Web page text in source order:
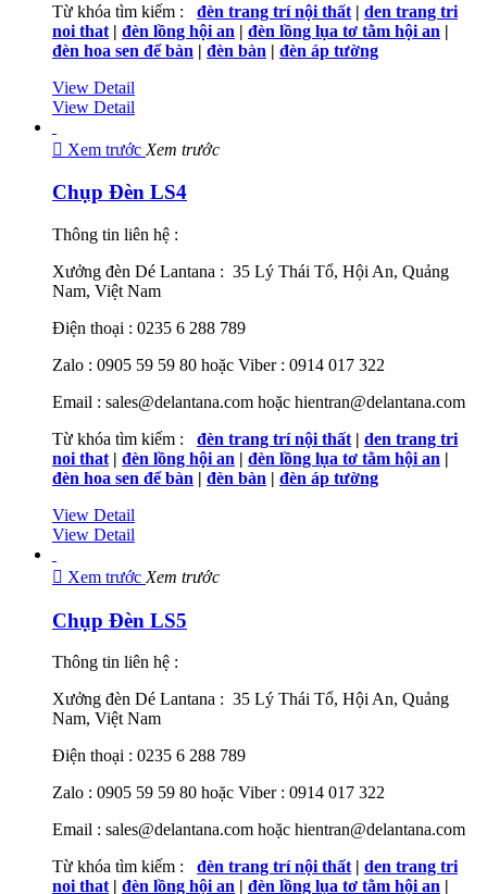
Từ khóa tìm kiếm :
đèn trang trí nội thất | den trang tri
noi that | đèn lồng hội an | đèn lồng lụa tơ tằm hội an |
đèn hoa sen để bàn | đèn bàn | đèn áp tường
View Detail
View Detail
 Xem trước Xem trước
Chụp Đèn LS4
Thông tin liên hệ :
Xưởng đèn Dé Lantana : 35 Lý Thái Tổ, Hội An, Quảng
Nam, Việt Nam
Điện thoại : 0235 6 288 789
Zalo : 0905 59 59 80 hoặc Viber : 0914 017 322
Email : sales@delantana.com hoặc hientran@delantana.com
Từ khóa tìm kiếm :
đèn trang trí nội thất | den trang tri
noi that | đèn lồng hội an | đèn lồng lụa tơ tằm hội an |
đèn hoa sen để bàn | đèn bàn | đèn áp tường
View Detail
View Detail
 Xem trước Xem trước
Chụp Đèn LS5
Thông tin liên hệ :
Xưởng đèn Dé Lantana : 35 Lý Thái Tổ, Hội An, Quảng
Nam, Việt Nam
Điện thoại : 0235 6 288 789
Zalo : 0905 59 59 80 hoặc Viber : 0914 017 322
Email : sales@delantana.com hoặc hientran@delantana.com
Từ khóa tìm kiếm :
đèn trang trí nội thất| den trang tri
noi that| đèn lồng hội an | đèn lồng lụa tơ tằm hội an |